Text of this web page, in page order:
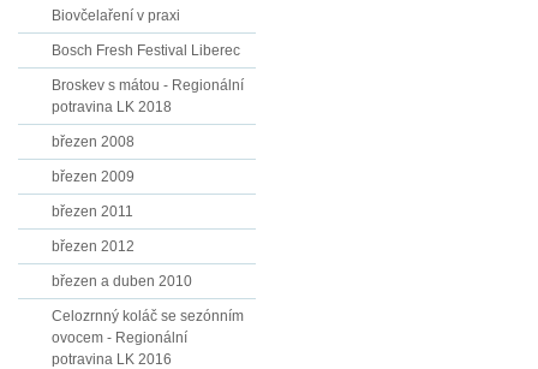
Biovčelaření v praxi
Bosch Fresh Festival Liberec
Broskev s mátou - Regionální
potravina LK 2018
březen 2008
březen 2009
březen 2011
březen 2012
březen a duben 2010
Celozrnný koláč se sezónním
ovocem - Regionální
potravina LK 2016